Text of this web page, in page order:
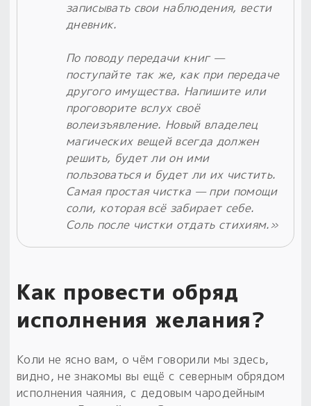
записывать свои наблюдения, вести
дневник.
По поводу передачи книг —
поступайте так же, как при передаче
другого имущества. Напишите или
проговорите вслух своё
волеизъявление. Новый владелец
магических вещей всегда должен
решить, будет ли он ими
пользоваться и будет ли их чистить.
Самая простая чистка — при помощи
соли, которая всё забирает себе.
Соль после чистки отдать стихиям.»
Как провести обряд
исполнения желания?
Коли не ясно вам, о чём говорили мы здесь,
видно, не знакомы вы ещё с северным обрядом
исполнения чаяния, с дедовым чародейным